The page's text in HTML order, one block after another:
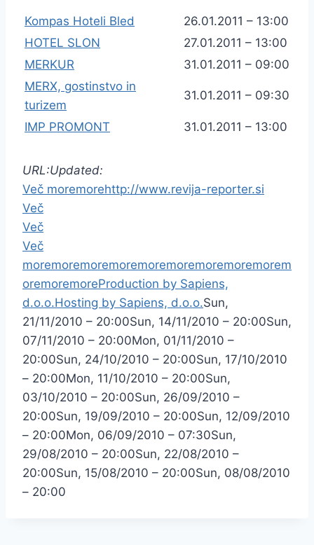
Kompas Hoteli Bled
26.01.2011 – 13:00
HOTEL SLON
27.01.2011 – 13:00
MERKUR
31.01.2011 – 09:00
MERX, gostinstvo in
turizem
31.01.2011 – 09:30
IMP PROMONT 31.01.2011 – 13:00
URL:Updated:
Več moremorehttp://www.revija-reporter.si
Več
Več
Več
moremoremoremoremoremoremoremoremorem
oremoremoreProduction by Sapiens,
d.o.o.Hosting by Sapiens, d.o.o.Sun,
21/11/2010 – 20:00Sun, 14/11/2010 – 20:00Sun,
07/11/2010 – 20:00Mon, 01/11/2010 –
20:00Sun, 24/10/2010 – 20:00Sun, 17/10/2010
– 20:00Mon, 11/10/2010 – 20:00Sun,
03/10/2010 – 20:00Sun, 26/09/2010 –
20:00Sun, 19/09/2010 – 20:00Sun, 12/09/2010
– 20:00Mon, 06/09/2010 – 07:30Sun,
29/08/2010 – 20:00Sun, 22/08/2010 –
20:00Sun, 15/08/2010 – 20:00Sun, 08/08/2010
– 20:00